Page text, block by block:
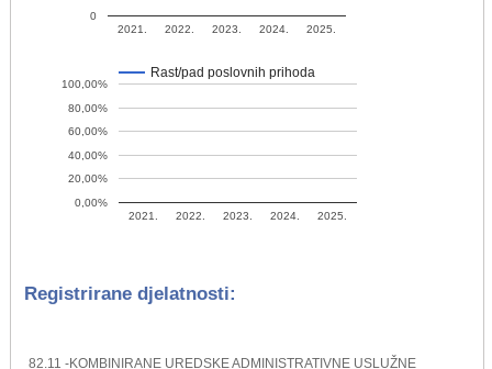
2021. 2022. 2023. 2024. 2025.
0
Rast/pad poslovnih prihoda
2021. 2022. 2023. 2024. 2025.
0,00%
20,00%
40,00%
60,00%
80,00%
100,00%
Registrirane djelatnosti:
82.11 -KOMBINIRANE UREDSKE ADMINISTRATIVNE USLUŽNE